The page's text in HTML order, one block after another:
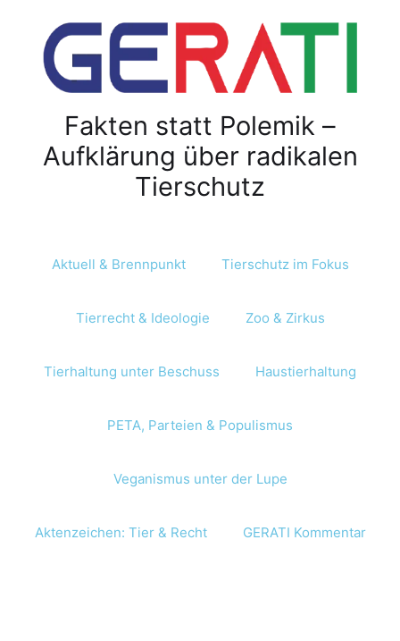
Fakten statt Polemik –
Aufklärung über radikalen
Tierschutz
Aktuell & Brennpunkt Tierschutz im Fokus
Tierrecht & Ideologie Zoo & Zirkus
Tierhaltung unter Beschuss Haustierhaltung
PETA, Parteien & Populismus
Veganismus unter der Lupe
Aktenzeichen: Tier & Recht GERATI Kommentar